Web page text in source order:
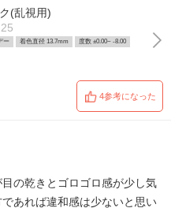
(乱視用)
ー 着色直径 13.7mm 度数 ±0.00~ -8.00
4参考になった
の乾きとゴロゴロ感が少し気
あれば違和感は少ないと思い